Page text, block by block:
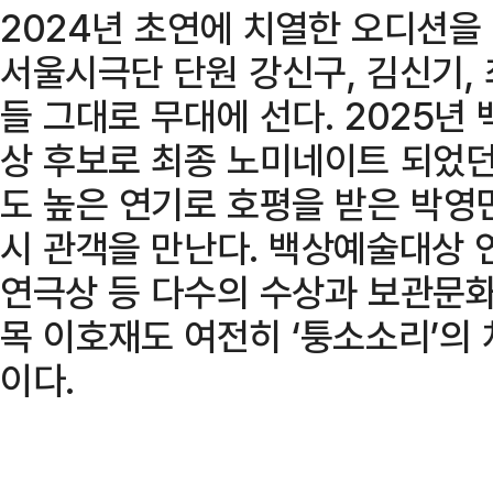
2024년 초연에 치열한 오디션
서울시극단 단원 강신구, 김신기
들 그대로 무대에 선다. 2025년
상 후보로 최종 노미네이트 되었
도 높은 연기로 호평을 받은 박
시 관객을 만난다. 백상예술대상
연극상 등 다수의 수상과 보관문
목 이호재도 여전히 ‘퉁소소리’
이다.